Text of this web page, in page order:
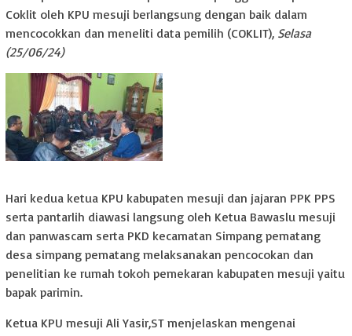
Coklit oleh KPU mesuji berlangsung dengan baik dalam
mencocokkan dan meneliti data pemilih (COKLIT), Selasa
(25/06/24)
Hari kedua ketua KPU kabupaten mesuji dan jajaran PPK PPS
serta pantarlih diawasi langsung oleh Ketua Bawaslu mesuji
dan panwascam serta PKD kecamatan Simpang pematang
desa simpang pematang melaksanakan pencocokan dan
penelitian ke rumah tokoh pemekaran kabupaten mesuji yaitu
bapak parimin.
Ketua KPU mesuji Ali Yasir,ST menjelaskan mengenai